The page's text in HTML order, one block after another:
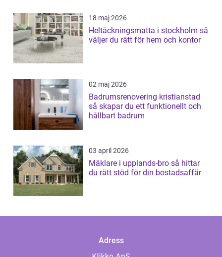
18 maj 2026
Heltäckningsmatta i stockholm så
väljer du rätt för hem och kontor
02 maj 2026
Badrumsrenovering kristianstad
så skapar du ett funktionellt och
hållbart badrum
03 april 2026
Mäklare i upplands-bro så hittar
du rätt stöd för din bostadsaffär
Adress